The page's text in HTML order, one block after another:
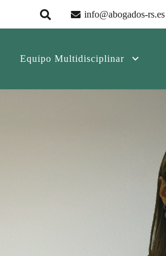
info@abogados-rs.es
Equipo Multidisciplinar